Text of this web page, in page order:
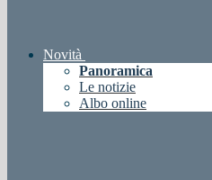
Novità
Panoramica
Le notizie
Albo online